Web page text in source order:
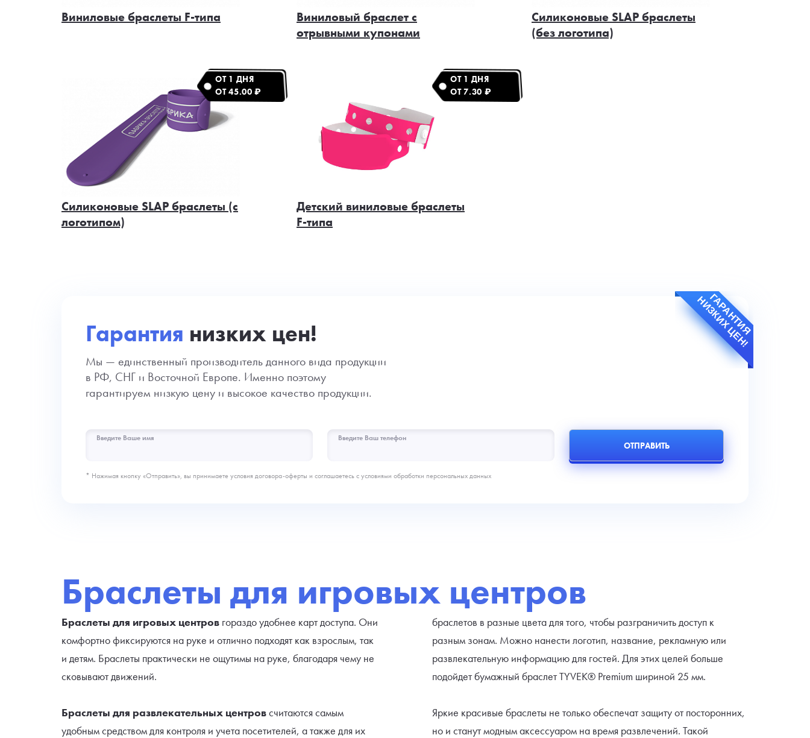
Виниловые браслеты F-типа
Виниловый браслет с
отрывными купонами
Силиконовые SLAP браслеты
(без логотипа)
Силиконовые SLAP браслеты (с
логотипом)
ОТ 1 ДНЯ
ОТ 45.00 ₽
Детский виниловые браслеты
F-типа
ОТ 1 ДНЯ
ОТ 7.30 ₽
ГАРАНТИЯ
НИЗКИХ ЦЕН!
Гарантия низких цен!
Мы — единственный производитель данного вида продукции
в РФ, СНГ и Восточной Европе. Именно поэтому
гарантируем низкую цену и высокое качество продукции.
Введите Ваше имя Введите Ваш телефон
ОТПРАВИТЬ
* Нажимая кнопку «Отправить», вы принимаете условия договора-оферты и соглашаетесь с условиями обработки персональных данных
Браслеты для игровых центров
Браслеты для игровых центров гораздо удобнее карт доступа. Они
комфортно фиксируются на руке и отлично подходят как взрослым, так
и детям. Браслеты практически не ощутимы на руке, благодаря чему не
сковывают движений.
Браслеты для развлекательных центровсчитаются самым
удобным средством для контроля и учета посетителей, а также для их
браслетов в разные цвета для того, чтобы разграничить доступ к
разным зонам. Можно нанести логотип, название, рекламную или
развлекательную информацию для гостей. Для этих целей больше
подойдет бумажный браслет TYVEK® Premium шириной 25 мм.
Яркие красивые браслеты не только обеспечат защиту от посторонних,
но и станут модным аксессуаром на время развлечений. Такой